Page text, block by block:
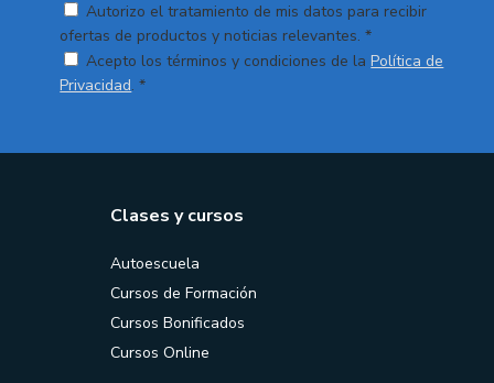
Autorizo el tratamiento de mis datos para recibir
ofertas de productos y noticias relevantes. *
Acepto los términos y condiciones de laPolítica de
Privacidad. *
Clases y cursos
Autoescuela
Cursos de Formación
Cursos Bonificados
Cursos Online